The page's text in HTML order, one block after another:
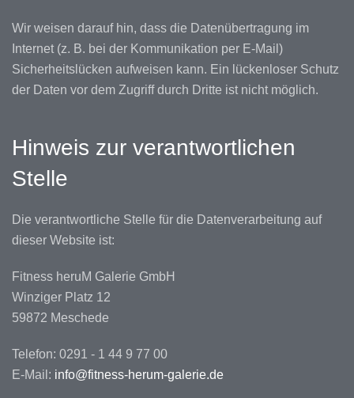
Wir weisen darauf hin, dass die Datenübertragung im
Internet (z. B. bei der Kommunikation per E-Mail)
Sicherheitslücken aufweisen kann. Ein lückenloser Schutz
der Daten vor dem Zugriff durch Dritte ist nicht möglich.
Hinweis zur verantwortlichen
Stelle
Die verantwortliche Stelle für die Datenverarbeitung auf
dieser Website ist:
Fitness heruM Galerie GmbH
Winziger Platz 12
59872 Meschede
Telefon: 0291 - 1 44 9 77 00
E-Mail: info@fitness-herum-galerie.de